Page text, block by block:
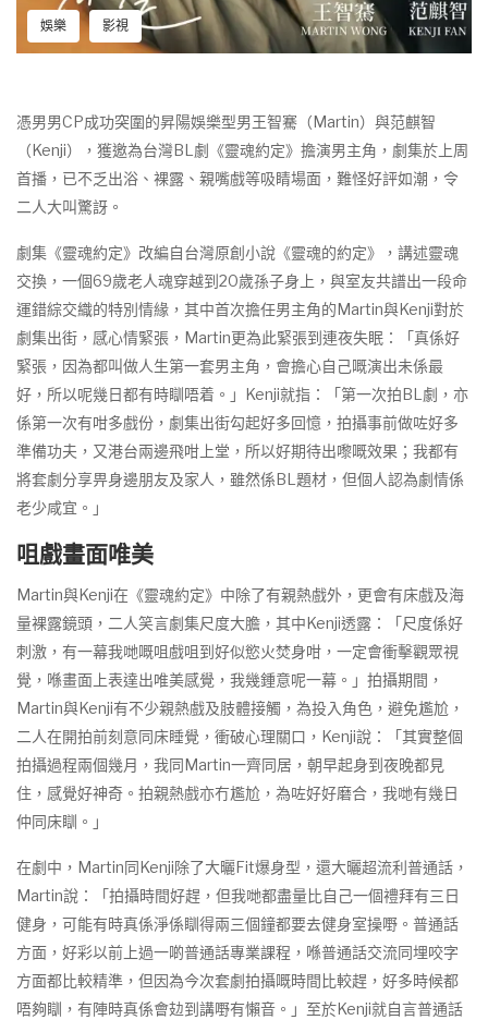
娛樂 影視
憑男男CP成功突圍的昇陽娛樂型男王智騫（Martin）與范麒智
（Kenji），獲邀為台灣BL劇《靈魂約定》擔演男主角，劇集於上周
首播，已不乏出浴、裸露、親嘴戲等吸睛場面，難怪好評如潮，令
二人大叫驚訝。
劇集《靈魂約定》改編自台灣原創小說《靈魂的約定》，講述靈魂
交換，一個69歲老人魂穿越到20歲孫子身上，與室友共譜出一段命
運錯綜交織的特別情緣，其中首次擔任男主角的Martin與Kenji對於
劇集出街，感心情緊張，Martin更為此緊張到連夜失眠：「真係好
緊張，因為都叫做人生第一套男主角，會擔心自己嘅演出未係最
好，所以呢幾日都有時瞓唔着。」Kenji就指：「第一次拍BL劇，亦
係第一次有咁多戲份，劇集出街勾起好多回憶，拍攝事前做咗好多
準備功夫，又港台兩邊飛咁上堂，所以好期待出嚟嘅效果；我都有
將套劇分享畀身邊朋友及家人，雖然係BL題材，但個人認為劇情係
老少咸宜。」
咀戲畫面唯美
Martin與Kenji在《靈魂約定》中除了有親熱戲外，更會有床戲及海
量裸露鏡頭，二人笑言劇集尺度大膽，其中Kenji透露：「尺度係好
刺激，有一幕我哋嘅咀戲咀到好似慾火焚身咁，一定會衝擊觀眾視
覺，喺畫面上表達出唯美感覺，我幾鍾意呢一幕。」拍攝期間，
Martin與Kenji有不少親熱戲及肢體接觸，為投入角色，避免尷尬，
二人在開拍前刻意同床睡覺，衝破心理關口，Kenji說：「其實整個
拍攝過程兩個幾月，我同Martin一齊同居，朝早起身到夜晚都見
住，感覺好神奇。拍親熱戲亦冇尷尬，為咗好好磨合，我哋有幾日
仲同床瞓。」
在劇中，Martin同Kenji除了大曬Fit爆身型，還大曬超流利普通話，
Martin說：「拍攝時間好趕，但我哋都盡量比自己一個禮拜有三日
健身，可能有時真係淨係瞓得兩三個鐘都要去健身室操嘢。普通話
方面，好彩以前上過一啲普通話專業課程，喺普通話交流同埋咬字
方面都比較精準，但因為今次套劇拍攝嘅時間比較趕，好多時候都
唔夠瞓，有陣時真係會攰到講嘢有懶音。」至於Kenji就自言普通話